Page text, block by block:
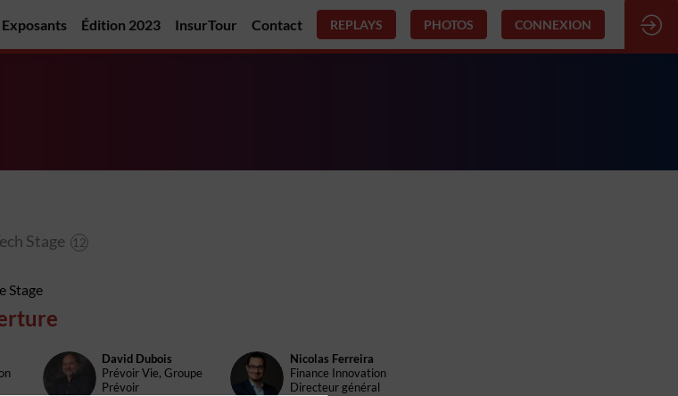
Exposants Édition 2023 InsurTour Contact REPLAYS PHOTOS CONNEXION
Stage 12
Stage
DD
David Dubois
Prévoir Vie, Groupe
Prévoir
NF
Nicolas Ferreira
Finance Innovation
Directeur général